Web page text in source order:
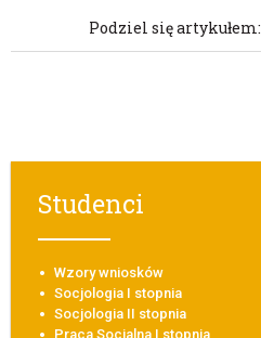
Podziel się artykułem:
Studenci
Wzory wniosków
Socjologia I stopnia
Socjologia II stopnia
Praca Socjalna I stopnia